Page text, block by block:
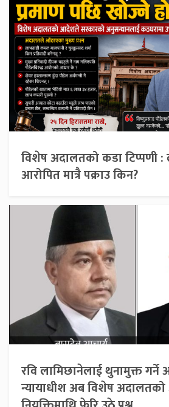
विशेष अदालतको कडा टिप्पणी :
आरोपित मात्रै पक्राउ किन?
रवि लामिछानेलाई थुनामुक्त
न्यायाधीश अब विशेष अदालतको